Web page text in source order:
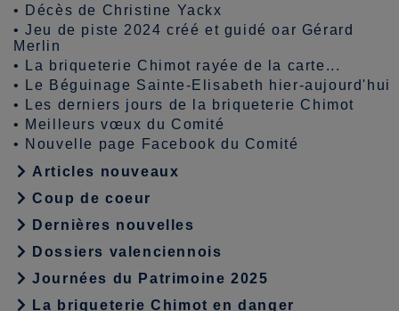
•
Décès de Christine Yackx
•Jeu de piste 2024 créé et guidé oar Gérard
Merlin
•
La briqueterie Chimot rayée de la carte...
•
Le Béguinage Sainte-Elisabeth hier-aujourd'hui
•
Les derniers jours de la briqueterie Chimot
• Meilleurs vœux du Comité
• Nouvelle page Facebook du Comité
Articles nouveaux
Coup de coeur
Dernières nouvelles
Dossiers valenciennois
Journées du Patrimoine 2025
La briqueterie Chimot en danger